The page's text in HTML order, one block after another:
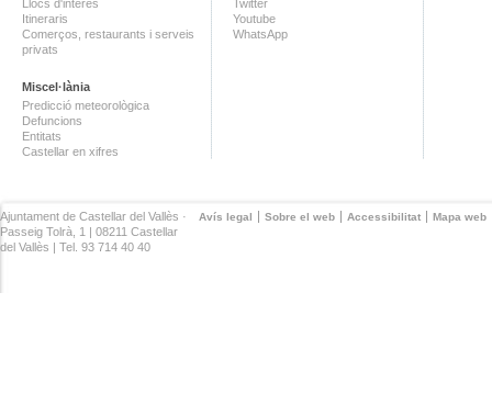
Llocs d'interès
Itineraris
Comerços, restaurants i serveis
privats
Miscel·lània
Predicció meteorològica
Defuncions
Entitats
Castellar en xifres
Twitter
Youtube
WhatsApp
Avís legal Sobre el web Accessibilitat Mapa web
Ajuntament de Castellar del Vallès ·
Passeig Tolrà, 1 | 08211 Castellar
del Vallès | Tel. 93 714 40 40